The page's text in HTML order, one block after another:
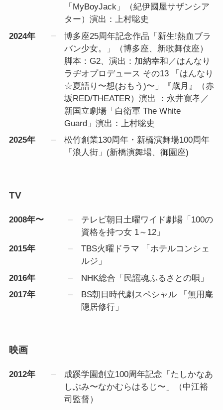
「MyBoyJack」（紀伊國屋サザンシア
ター）演出：上村聡史
2024年
博多座25周年記念作品「新生!熱血ブラ
バン少女。」（博多座、新歌舞伎座）
脚本：G2、演出：加納幸和／はんなり
ラヂオプロデュース その13 「はんなり
☆夏語り〜想(おもう)〜」『歳月』（赤
坂RED/THEATER）演出 ：永井寛孝／
新国立劇場「白衛軍 The White
Guard」演出：上村聡史
2025年
松竹創業130周年・新橋演舞場100周年
「浪人街」(新橋演舞場、御園座)
TV
2008年〜
テレビ朝日土曜ワイド劇場「100の
資格を持つ女 1～12」
2015年
TBS火曜ドラマ 「ホテルコンシェ
ルジ」
2016年
NHK総合「民謡魂ふるさとの唄」
2017年
BS朝日時代劇スペシャル 「無用庵
隠居修行」
映画
2012年
成蹊学園創立100周年記念「たしかなあ
しぶみ〜なかむらはるじ〜」（中江裕
司監督）